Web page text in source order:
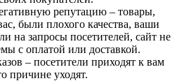
репутацию – товары,
были плохого качества, ваши
на запросы посетителей, сайт не
с оплатой или доставкой.
– посетители приходят к вам
причине уходят.